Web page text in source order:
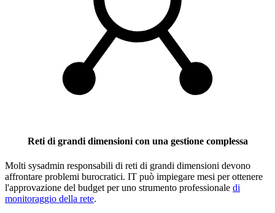
Reti di grandi dimensioni con una gestione complessa
Molti sysadmin responsabili di reti di grandi dimensioni devono
affrontare problemi burocratici. IT può impiegare mesi per ottenere
l'approvazione del budget per uno strumento professionale di
monitoraggio della rete.